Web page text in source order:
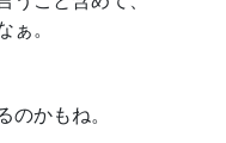
。
かもね。